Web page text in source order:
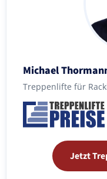
Michael
Treppenlifte für
Jetzt